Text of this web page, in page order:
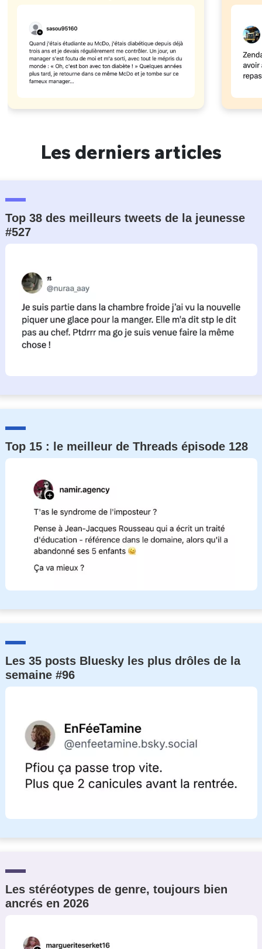
Les derniers articles
Top 38 des meilleurs tweets de la jeunesse
#527
Top 15 : le meilleur de Threads épisode 128
Les 35 posts Bluesky les plus drôles de la
semaine #96
Les stéréotypes de genre, toujours bien
ancrés en 2026